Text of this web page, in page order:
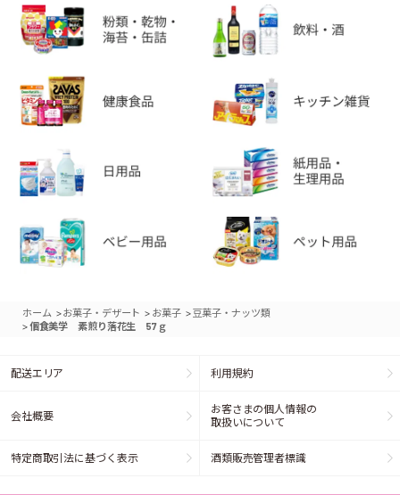
ホーム >お菓子・デザート > お菓子 >豆菓子・ナッツ類
>個食美学 素煎り落花生 57ｇ
配送エリア 利用規約
会社概要
お客さまの個人情報の
取扱いについて
特定商取引法に基づく表示 酒類販売管理者標識